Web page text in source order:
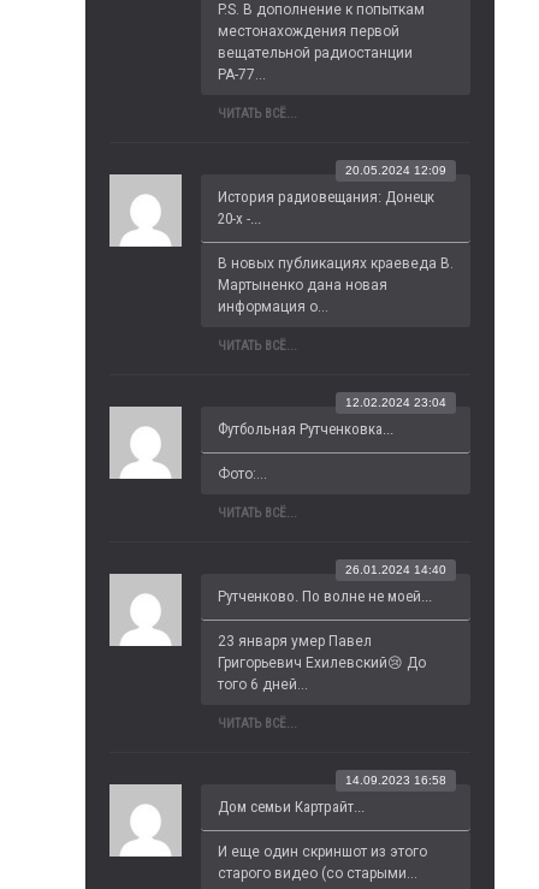
P.S. В дополнение к попыткам
местонахождения первой
вещательной радиостанции
РА-77...
ЧИТАТЬ ВСЁ...
История радиовещания: Донецк
20-х -...
20.05.2024 12:09
В новых публикациях краеведа В.
Мартыненко дана новая
информация о...
ЧИТАТЬ ВСЁ...
Футбольная Рутченковка...
12.02.2024 23:04
Фото:...
ЧИТАТЬ ВСЁ...
Рутченково. По волне не моей...
26.01.2024 14:40
23 января умер Павел
Григорьевич Ехилевский😢 До
того 6 дней...
ЧИТАТЬ ВСЁ...
Дом семьи Картрайт...
14.09.2023 16:58
И еще один скриншот из этого
старого видео (со старыми...